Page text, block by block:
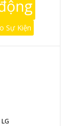
Sự Kiện